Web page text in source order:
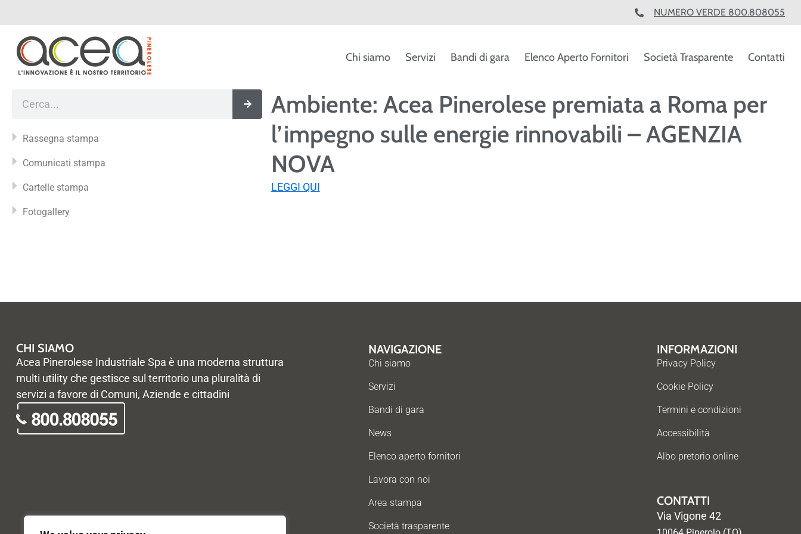
al
contenuto
NUMERO VERDE 800.808055
Chi siamo Servizi Bandi di gara Elenco Aperto Fornitori Società Trasparente Contatti
Rassegna stampa
Comunicati stampa
Cartelle stampa
Fotogallery
Ambiente: Acea Pinerolese premiata a Roma per
l’impegno sulle energie rinnovabili – AGENZIA
NOVA
LEGGI QUI
CHI SIAMO
Acea Pinerolese Industriale Spa è una moderna struttura
multi utility che gestisce sul territorio una pluralità di
servizi a favore di Comuni, Aziende e cittadini
NAVIGAZIONE
Chi siamo
Servizi
Bandi di gara
News
Elenco aperto fornitori
Lavora con noi
Area stampa
Società trasparente
INFORMAZIONI
Privacy Policy
Cookie Policy
Termini e condizioni
Accessibilità
Albo pretorio online
CONTATTI
Via Vigone 42